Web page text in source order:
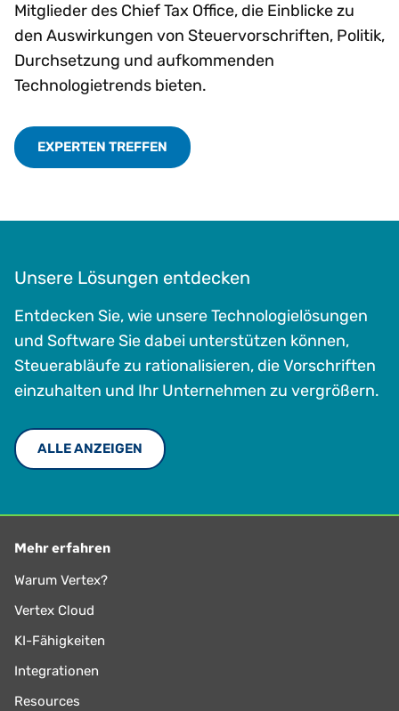
Mitglieder des Chief Tax Office, die Einblicke zu
den Auswirkungen von Steuervorschriften, Politik,
Durchsetzung und aufkommenden
Technologietrends bieten.
EXPERTEN TREFFEN
Unsere Lösungen entdecken
Entdecken Sie, wie unsere Technologielösungen
und Software Sie dabei unterstützen können,
Steuerabläufe zu rationalisieren, die Vorschriften
einzuhalten und Ihr Unternehmen zu vergrößern.
ALLE ANZEIGEN
Mehr erfahren
Warum Vertex?
Vertex Cloud
KI-Fähigkeiten
Integrationen
Resources